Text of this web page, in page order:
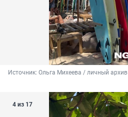
Источник: Ольга Михеева / личный архив
4 из 17